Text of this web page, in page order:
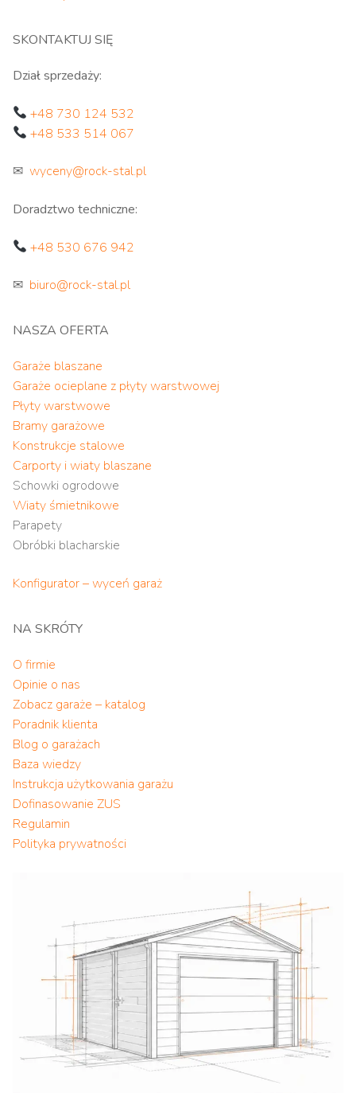
SKONTAKTUJ SIĘ
Dział sprzedaży:
+48 730 124 532
+48 533 514 067
✉ wyceny@rock-stal.pl
Doradztwo techniczne:
+48 530 676 942
✉ biuro@rock-stal.pl
NASZA OFERTA
Garaże blaszane
Garaże ocieplane z płyty warstwowej
Płyty warstwowe
Bramy garażowe
Konstrukcje stalowe
Carporty i wiaty blaszane
Schowki ogrodowe
Wiaty śmietnikowe
Parapety
Obróbki blacharskie
Konfigurator – wyceń garaż
NA SKRÓTY
O firmie
Opinie o nas
Zobacz garaże – katalog
Poradnik klienta
Blog o garażach
Baza wiedzy
Instrukcja użytkowania garażu
Dofinasowanie ZUS
Regulamin
Polityka prywatności